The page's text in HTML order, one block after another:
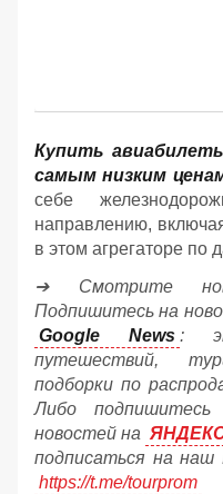
Купить
самым низким
себе
направлению,
в этом агрегаторе по
➔ Смотрите
Подпишитесь на
Google News :
путешествий,
подборки по
Либо подпишитесь
новостей на
подписаться на наш
https://t.me/tourprom